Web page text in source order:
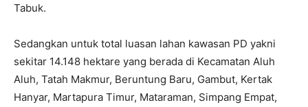
Tabuk.
Sedangkan untuk total luasan lahan kawasan PD yakni
sekitar 14.148 hektare yang berada di Kecamatan Aluh
Aluh, Tatah Makmur, Beruntung Baru, Gambut, Kertak
Hanyar, Martapura Timur, Mataraman, Simpang Empat,